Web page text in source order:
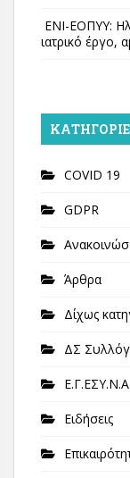
ΕΝΙ-ΕΟΠΥΥ:
ιατρικό έργο,
COVID 19
GDPR
Άρθρα
Δίχως
ΔΣ
Ε.Γ.ΕΣΥ.Ν.Α.
Ειδήσεις